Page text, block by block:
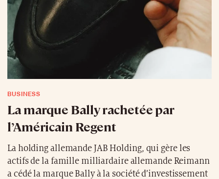
BUSINESS
La marque Bally rachetée par
l’Américain Regent
La holding allemande JAB Holding, qui gère les
actifs de la famille milliardaire allemande Reimann
a cédé la marque Bally à la société d’investissement